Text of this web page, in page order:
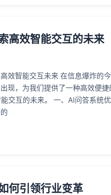
高效智能交互的未来
效智能交互未来 在信息爆炸的
现，为我们提供了一种高效便
交互的未来。 一、AI问答系统
何引领行业变革